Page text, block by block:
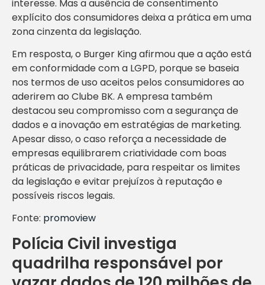
interesse. Mas a ausência de consentimento
explícito dos consumidores deixa a prática em uma
zona cinzenta da legislação.
Em resposta, o Burger King afirmou que a ação está
em conformidade com a LGPD, porque se baseia
nos termos de uso aceitos pelos consumidores ao
aderirem ao Clube BK. A empresa também
destacou seu compromisso com a segurança de
dados e a inovação em estratégias de marketing.
Apesar disso, o caso reforça a necessidade de
empresas equilibrarem criatividade com boas
práticas de privacidade, para respeitar os limites
da legislação e evitar prejuízos à reputação e
possíveis riscos legais.
Fonte: promoview
Polícia Civil investiga
quadrilha responsável por